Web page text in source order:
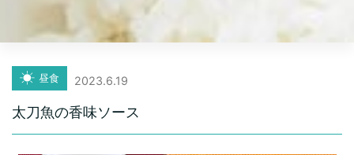
昼食 2023.6.19
太刀魚の香味ソース